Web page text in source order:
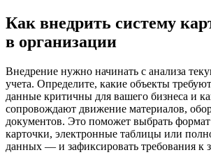
Как внедрить систему
в организации
Внедрение нужно начинать с анализа
учета. Определите, какие объекты
данные критичны для вашего бизнеса и
сопровождают движение материалов,
документов. Это поможет выбрать
карточки, электронные таблицы или
данных — и зафиксировать требования к